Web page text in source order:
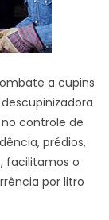
a cupins
controle de
prédios,
facilitamos o
por litro